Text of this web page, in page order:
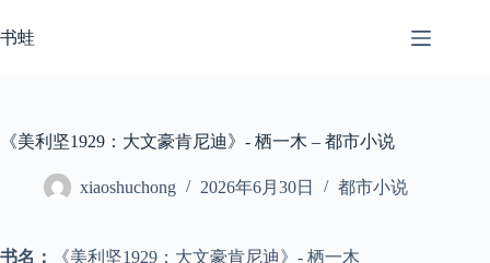
至
书蛙
《美利坚1929：大文豪肯尼迪》- 栖一木 – 都市小说
xiaoshuchong 2026年6月30日 都市小说
书名： 《美利坚1929：大文豪肯尼迪》- 栖一木